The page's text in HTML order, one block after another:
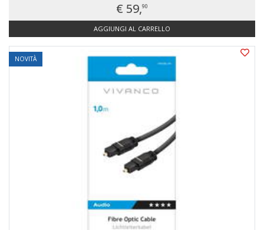
€ 59,90
AGGIUNGI AL CARRELLO
NOVITÀ